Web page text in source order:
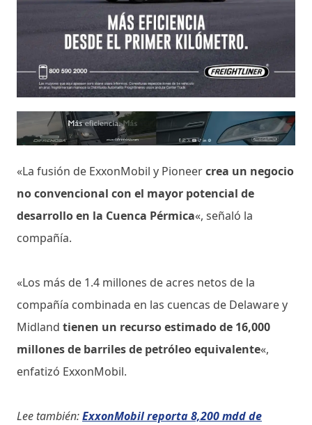
«La fusión de ExxonMobil y Pioneercrea un negocio
no convencional con el mayor potencial de
desarrollo en la Cuenca Pérmica«, señaló la
compañía.
«Los más de 1.4 millones de acres netos de la
compañía combinada en las cuencas de Delaware y
Midland tienen un recurso estimado de 16,000
millones de barriles de petróleo equivalente«,
enfatizó ExxonMobil.
Lee también:ExxonMobil reporta 8,200 mdd de